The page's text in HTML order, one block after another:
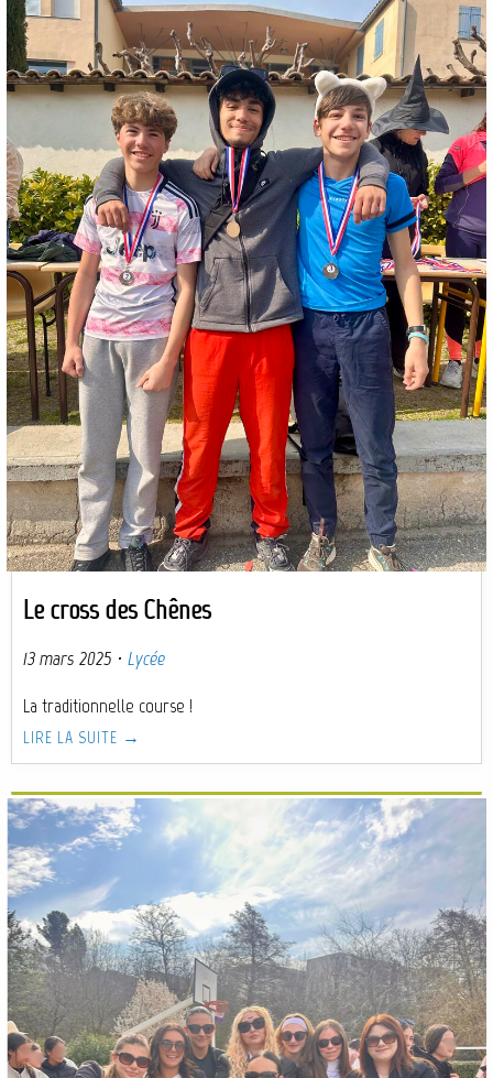
Le cross des Chênes
13 mars 2025 · Lycée
La traditionnelle course !
LIRE LA SUITE →